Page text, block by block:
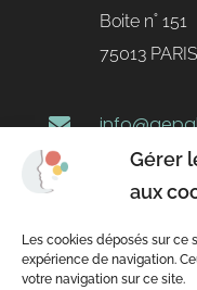
Gérer
aux
Les cookies déposés sur
expérience de navigation.
votre navigation sur ce site.
Boite n˚ 151
75013 PARIS

 +33 1 47 07
 Horaires
Du lundi au